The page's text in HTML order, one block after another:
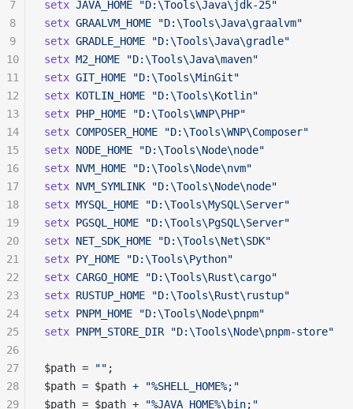
setx JAVA_HOME "D:\Tools\Java\jdk-25"
setx GRAALVM_HOME "D:\Tools\Java\graalvm"
setx GRADLE_HOME "D:\Tools\Java\gradle"
setx M2_HOME "D:\Tools\Java\maven"
setx GIT_HOME "D:\Tools\MinGit"
setx KOTLIN_HOME "D:\Tools\Kotlin"
setx PHP_HOME "D:\Tools\WNP\PHP"
setx COMPOSER_HOME "D:\Tools\WNP\Composer"
setx NODE_HOME "D:\Tools\Node\node"
setx NVM_HOME "D:\Tools\Node\nvm"
setx NVM_SYMLINK "D:\Tools\Node\node"
setx MYSQL_HOME "D:\Tools\MySQL\Server"
setx PGSQL_HOME "D:\Tools\PgSQL\Server"
setx NET_SDK_HOME "D:\Tools\Net\SDK"
setx PY_HOME "D:\Tools\Python"
setx CARGO_HOME "D:\Tools\Rust\cargo"
setx RUSTUP_HOME "D:\Tools\Rust\rustup"
setx PNPM_HOME "D:\Tools\Node\pnpm"
setx PNPM_STORE_DIR "D:\Tools\Node\pnpm-store"
$path = "" ;
$path = $path + "%SHELL_HOME%;"
$path = $path +
"%JAVA_HOME%\bin;"
7
8
9
10
11
12
13
14
15
16
17
18
19
20
21
22
23
24
25
26
27
28
29